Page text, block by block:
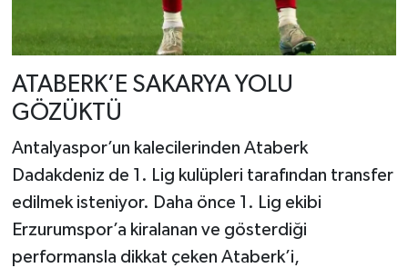
ATABERK’E SAKARYA YOLU
GÖZÜKTÜ
Antalyaspor’un kalecilerinden Ataberk
Dadakdeniz de 1. Lig kulüpleri tarafından transfer
edilmek isteniyor. Daha önce 1. Lig ekibi
Erzurumspor’a kiralanan ve gösterdiği
performansla dikkat çeken Ataberk’i,